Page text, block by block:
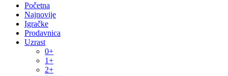
Početna
Najnovije
Igračke
Prodavnica
Uzrast
0+
1+
2+